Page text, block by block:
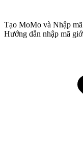
Tạo MoMo và Nhập mã
Hướng dẫn nhập mã